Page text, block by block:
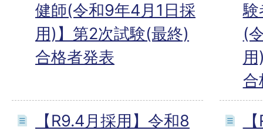
健師(令和9年4月1日採
用)】第2次試験(最終)
合格者発表
験
(
合
【R9.4月採用】令和8